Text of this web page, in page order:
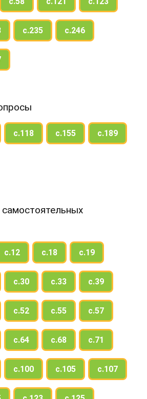
с.235 с.246
с.118 с.155 с.189
с.12 с.18 с.19
с.30 с.33 с.39
с.52 с.55 с.57
с.64 с.68 с.71
с.100 с.105 с.107